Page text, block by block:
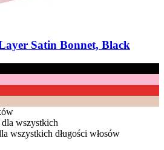
Satin Bonnet, Black
wszystkich
wszystkich długości włosów